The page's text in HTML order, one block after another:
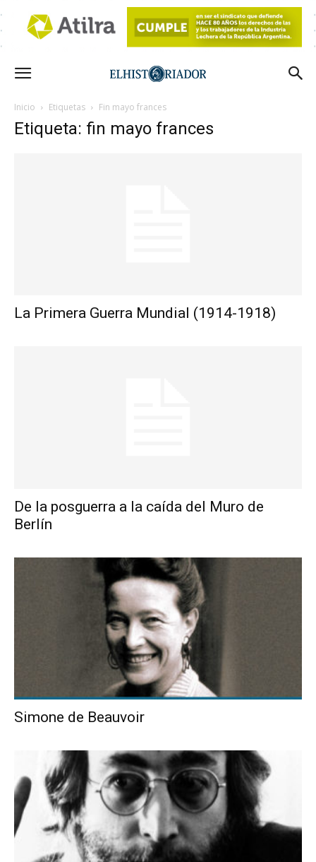
Inicio Etiquetas Fin mayo frances
Etiqueta: fin mayo frances
La Primera Guerra Mundial (1914-1918)
De la posguerra a la caída del Muro de
Berlín
Simone de Beauvoir